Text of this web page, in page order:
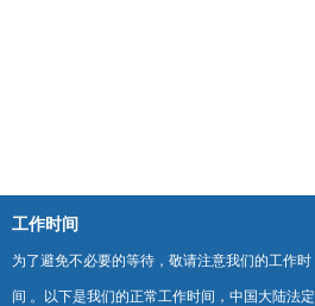
工作时间
为了避免不必要的等待，敬请注意我们的工作时
间 。以下是我们的正常工作时间，中国大陆法定